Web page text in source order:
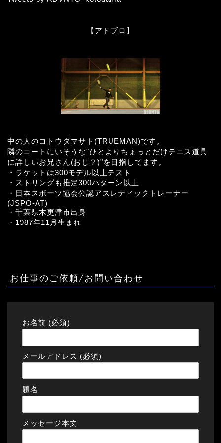
【アドブロ】
中の人のコトウダマサト(TRUEMAN)です。
隣のコートにいそうな"ひとよりちょっとだけテニス道具
に詳しいお兄さん(おじ？)"を目指してます。
・ラケットは300モデル以上テスト
・ストリングも推定300パターン以上
・日本スポーツ協会公認アスレティックトレーナー
(JSPO-AT)
・千葉県木更津市出身
・1987年11月生まれ
お仕事のご依頼/お問い合わせ
お名前 (必須)
メールアドレス (必須)
題名
メッセージ本文